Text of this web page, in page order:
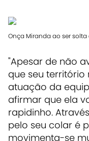
Onça Miranda ao ser
"Apesar de não
que seu
atuação da
afirmar que ela
rapidinho.
pelo seu colar é
movimenta-se